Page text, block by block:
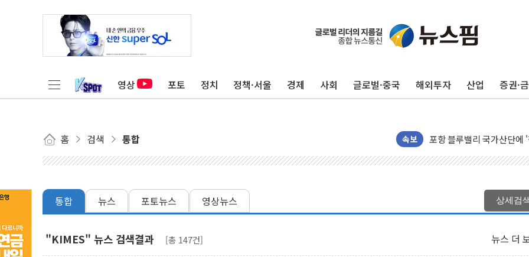
영상 포토 정치 정책·서울 경제 사회 글로벌·중국 해외투자 산업 증권·
홈 검색 통합 속보
125mm 폭우 쏟아진 울진
평택 진위면 공장서 탱크
상주 낙동강 선착장 하류
[종합] 김민석, 정청래에
인천서 말다툼 중 어머니
김민석, 강원·대구·경북
[속보] 민주, 경북 경선 결
통합 뉴스 포토뉴스 영상뉴스 상세검
"KIMES" 뉴스 검색결과 [총 147건] 뉴스 더